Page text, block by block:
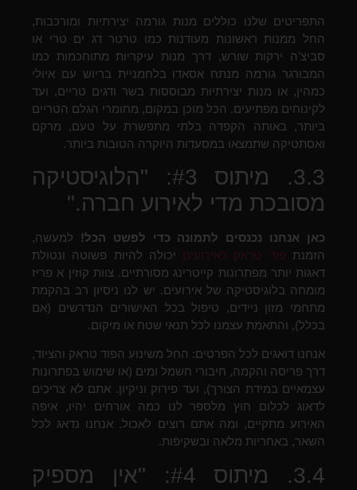
התפריטים שלנו כוללים מנות גורמה יצירתיות ומורכבות,
החל ממנות ראשונות מעודנות כמו טרטר דג ים טרי או
סביצ'ה ירקות שורש, דרך מנות עיקריות מתוחכמות כמו
המבורגר גורמה מנתח אסאדו בלחמניית בריוש עם איולי
כמהין, או מנות יצירתיות מבוססות בשר ודגים טריים, ועד
לקינוחים מפתיעים. הכל מוכן במקום, מחומרי הגלם הטריים
ביותר, באותה הקפדה בלתי מתפשרת על טעם, מרקם
ואסתטיקה שתמצאו במסעדות היוקרה הטובות ביותר.
3.3. מיתוס #3: "הלוגיסטיקה
מסובכת מדי לאירוע חברה."
כאן אנחנו נכנסים לתמונה כדי לפשט הכל! למעשה,
הזמנת פוד טראק לאירועים
יכולה להיות פשוטה ונטולת
דאגות יותר מפתרונות קייטרינג מסורתיים. צוות קוזין א פריז
מומחה בלוגיסטיקה של אירועים. יש לנו ניסיון רב בהקמת
מתחמי מזון ניידים, טיפול בכל האישורים הנדרשים (אם
בכלל), והתאמת עצמנו לכל תנאי שטח או מיקום.
אנחנו דואגים לכל הפרטים: החל משינוע הפוד טראק והציוד,
דרך פריסה והקמה, חיבורי חשמל ומים (או שימוש בפתרונות
עצמאיים במידת הצורך), ועד פירוק וניקיון. אתם לא צריכים
לדאוג לכלום חוץ מלספר לנו כמה אורחים יהיו, איפה
האירוע מתקיים, ומה אתם רוצים לאכול. אנחנו נדאג לכל
השאר, באחריות מלאה ובשקיפות.
3.4. מיתוס #4: "אין מספיק